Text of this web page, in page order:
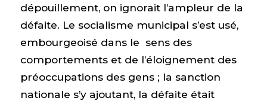
dépouillement, on ignorait l’ampleur de la
défaite. Le socialisme municipal s’est usé,
embourgeoisé dans le sens des
comportements et de l’éloignement des
préoccupations des gens ; la sanction
nationale s’y ajoutant, la défaite était